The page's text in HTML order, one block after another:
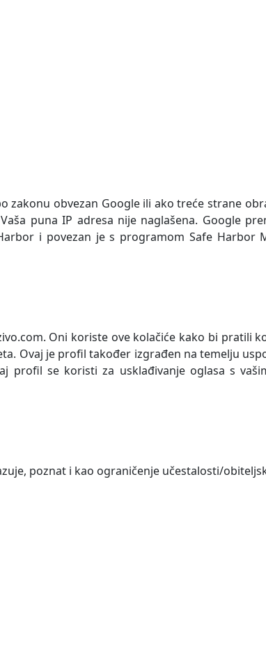
obvezan Google ili ako treće strane
puna IP adresa nije naglašena. Google
i povezan je s programom Safe Harbor
Oni koriste ove kolačiće kako bi pratili
Ovaj je profil također izgrađen na temelju
profil se koristi za usklađivanje oglasa s
poznat i kao ograničenje učestalosti/